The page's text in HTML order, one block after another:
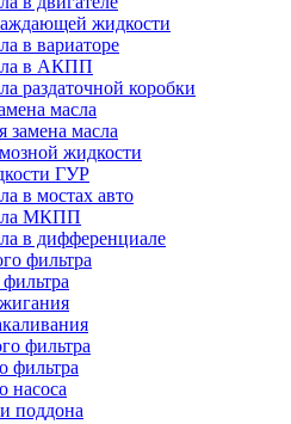
жидкости
в вариаторе
в АКПП
раздаточной коробки
масла
замена масла
жидкости
ГУР
в мостах авто
МКПП
в дифференциале
фильтра
фильтра
фильтра
насоса
поддона